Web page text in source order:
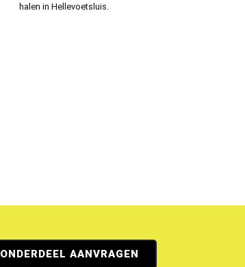
halen in Hellevoetsluis.
ONDERDEEL AANVRAGEN